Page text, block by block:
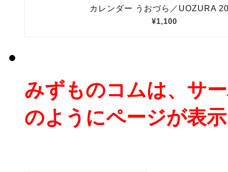
みずものコムは、サ
のようにページが表